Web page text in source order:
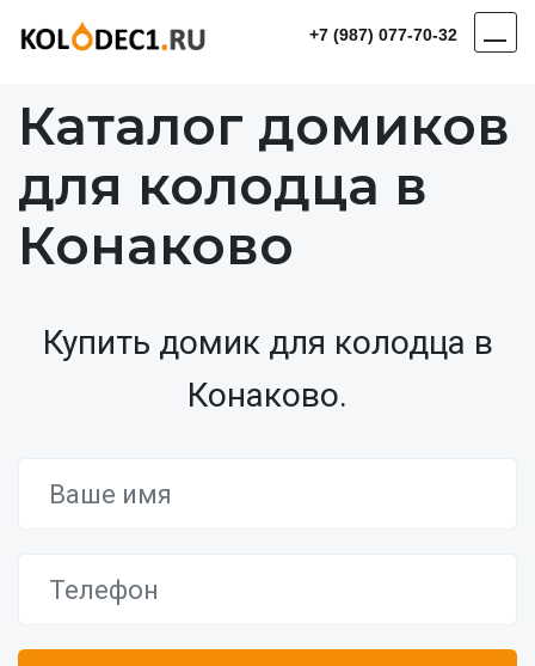
+7 (987) 077-70-32
Каталог домиков
для колодца в
Конаково
Купить домик для колодца в
Конаково.